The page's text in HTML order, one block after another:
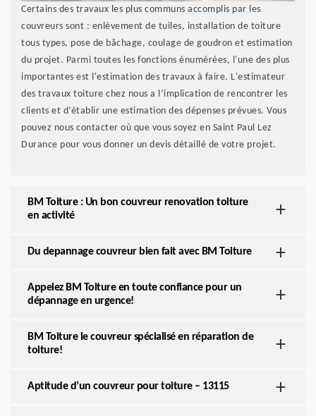
Certains des travaux les plus communs accomplis par les
couvreurs sont : enlèvement de tuiles, installation de toiture
tous types, pose de bâchage, coulage de goudron et estimation
du projet. Parmi toutes les fonctions énumérées, l'une des plus
importantes est l'estimation des travaux à faire. L'estimateur
des travaux toiture chez nous a l’implication de rencontrer les
clients et d’établir une estimation des dépenses prévues. Vous
pouvez nous contacter où que vous soyez en Saint Paul Lez
Durance pour vous donner un devis détaillé de votre projet.
BM Toiture : Un bon couvreur renovation toiture
en activité
Du depannage couvreur bien fait avec BM Toiture
Appelez BM Toiture en toute confiance pour un
dépannage en urgence!
BM Toiture le couvreur spécialisé en réparation de
toiture!
Aptitude d’un couvreur pour toiture – 13115